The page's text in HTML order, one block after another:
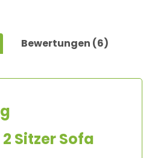
Bewertungen (6)
Sitzer Sofa